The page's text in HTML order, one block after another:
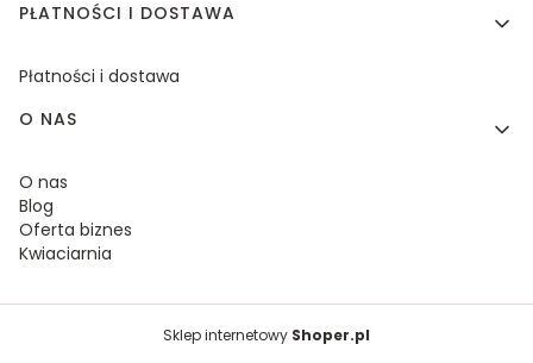
PŁATNOŚCI I DOSTAWA
Płatności i dostawa
O NAS
O nas
Blog
Oferta biznes
Kwiaciarnia
Sklep internetowy Shoper.pl